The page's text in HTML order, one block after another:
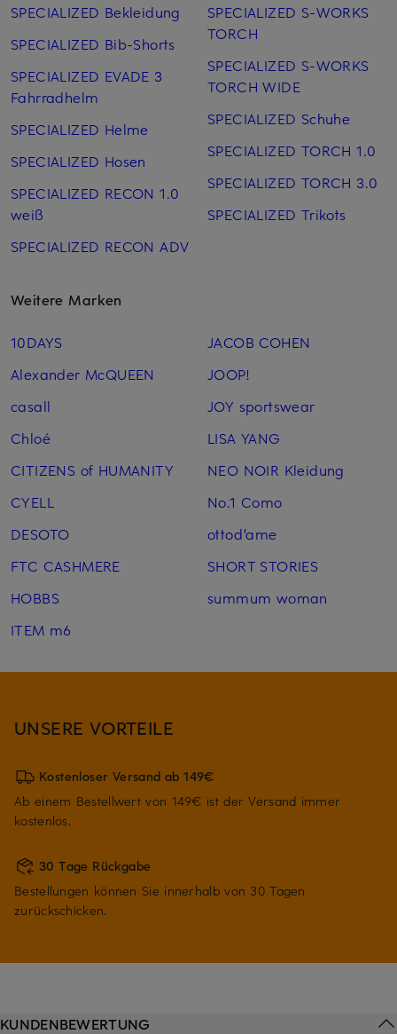
SPECIALIZED Bekleidung
SPECIALIZED Bib-Shorts
SPECIALIZED EVADE 3
Fahrradhelm
SPECIALIZED Helme
SPECIALIZED Hosen
SPECIALIZED RECON 1.0
weiß
SPECIALIZED RECON ADV
SPECIALIZED S-WORKS
TORCH
SPECIALIZED S-WORKS
TORCH WIDE
SPECIALIZED Schuhe
SPECIALIZED TORCH 1.0
SPECIALIZED TORCH 3.0
SPECIALIZED Trikots
Weitere Marken
10DAYS
Alexander McQUEEN
casall
Chloé
CITIZENS of HUMANITY
CYELL
DESOTO
FTC CASHMERE
HOBBS
ITEM m6
JACOB COHEN
JOOP!
JOY sportswear
LISA YANG
NEO NOIR Kleidung
No.1 Como
ottod'ame
SHORT STORIES
summum woman
UNSERE VORTEILE
Kostenloser Versand ab 149€
Ab einem Bestellwert von 149€ ist der Versand immer
kostenlos.
30 Tage Rückgabe
Bestellungen können Sie innerhalb von 30 Tagen
zurückschicken.
KUNDENBEWERTUNG